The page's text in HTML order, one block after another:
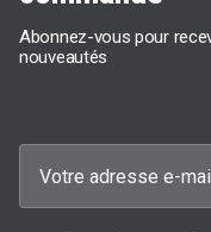
gamme répond à toutes
consommation
Les radiateurs
soufflants
Abonnez-vous pour
nouveautés